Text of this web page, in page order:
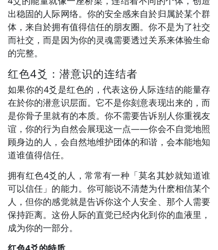
出稳固的人际网络。你的安全感来自於归属於某个群
体，来自於拥有值得信任的朋友圈。你不是为了社交
而社交，而是因为你的灵魂需要透过关系来体验生命
的完整。
红色4爻：潜意识的连结者
如果你的4爻是红色的，代表这份人际连结的能量存
在於你的潜意识层面。它不是你刻意表现出来的，而
是你骨子里就有的本质。你不需要告诉别人你重视友
谊，你的行为自然会展现这一点——你会不自觉地照
顾身边的人，会自然地维护团体的和谐，会本能地知
道谁值得信任。
拥有红色4爻的人，常常有一种「莫名其妙就知道谁
可以信任」的能力。你可能说不清楚为什麽相信某个
人，但你的感觉就是告诉你这个人安全、那个人需要
保持距离。这份人际的直觉已经内化到你的血液里，
成为你的一部分。